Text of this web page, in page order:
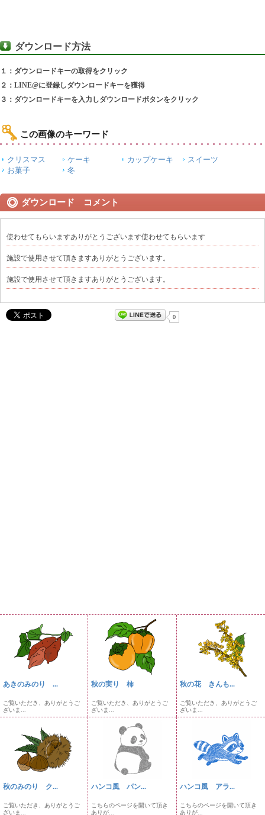
ダウンロード方法
１：ダウンロードキーの取得をクリック
２：LINE@に登録しダウンロードキーを獲得
３：ダウンロードキーを入力しダウンロードボタンをクリック
この画像のキーワード
クリスマス ケーキ カップケーキ
スイーツ
お菓子
冬
ダウンロード コメント
使わせてもらいますありがとうございます使わせてもらいます
施設で使用させて頂きますありがとうございます。
施設で使用させて頂きますありがとうございます。
0
あきのみのり ...
ご覧いただき、ありがとうご
ざいま...
秋の実り 柿
ご覧いただき、ありがとうご
ざいま...
秋の花 きんも...
ご覧いただき、ありがとうご
ざいま...
秋のみのり ク...
ご覧いただき、ありがとうご
ざいま...
ハンコ風 パン...
こちらのページを開いて頂き
ありが...
ハンコ風 アラ...
こちらのページを開いて頂き
ありが...